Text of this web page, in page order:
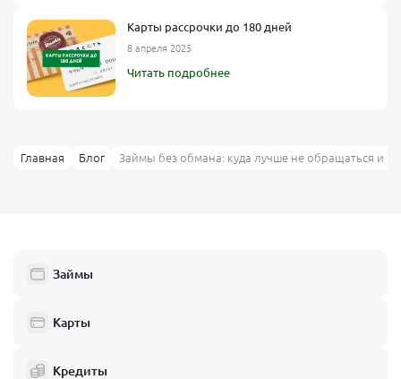
Карты рассрочки до 180 дней
8 апреля 2025
Читать подробнее
Главная Блог Займы без обмана: куда лучше не обращаться и
Займы
Карты
Кредиты